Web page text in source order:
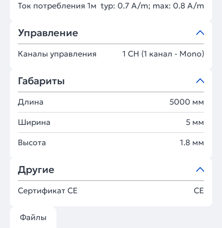
Ток потребления 1м typ: 0.7 A/m; max: 0.8 A/m
Управление
Каналы управления 1 CH (1 канал - Mono)
Габариты
Длина 5000 мм
Ширина 5 мм
Высота 1.8 мм
Другие
Сертификат CE CE
Файлы